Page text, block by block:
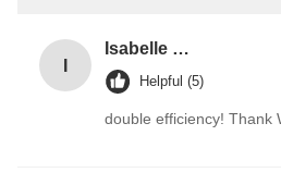
Isabelle Lemer
Helpful (5)
double efficiency! Thank